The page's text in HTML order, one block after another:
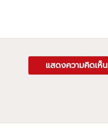
แสดงความคิดเห็น